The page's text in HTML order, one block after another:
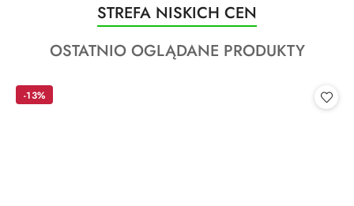
Pomiń karuzelę produktów
Produkty
o
statusie:
STREFA NISKICH CEN
Produkty
statusie:
OSTATNIO OGLĄDANE PRODUKTY
-13%